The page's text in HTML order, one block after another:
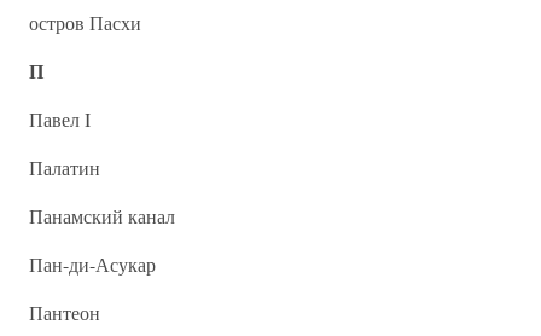
остров Пасхи
П
Павел I
Палатин
Панамский канал
Пан-ди-Асукар
Пантеон